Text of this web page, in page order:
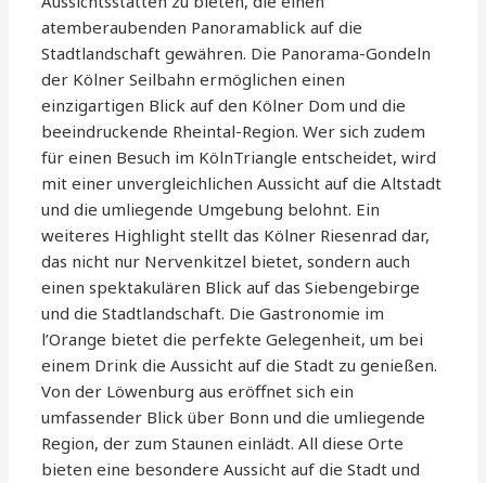
atemberaubenden Panoramablick auf die
Stadtlandschaft gewähren. Die Panorama-Gondeln
der Kölner Seilbahn ermöglichen einen
einzigartigen Blick auf den Kölner Dom und die
beeindruckende Rheintal-Region. Wer sich zudem
für einen Besuch im KölnTriangle entscheidet, wird
mit einer unvergleichlichen Aussicht auf die Altstadt
und die umliegende Umgebung belohnt. Ein
weiteres Highlight stellt das Kölner Riesenrad dar,
das nicht nur Nervenkitzel bietet, sondern auch
einen spektakulären Blick auf das Siebengebirge
und die Stadtlandschaft. Die Gastronomie im
l’Orange bietet die perfekte Gelegenheit, um bei
einem Drink die Aussicht auf die Stadt zu genießen.
Von der Löwenburg aus eröffnet sich ein
umfassender Blick über Bonn und die umliegende
Region, der zum Staunen einlädt. All diese Orte
bieten eine besondere Aussicht auf die Stadt und